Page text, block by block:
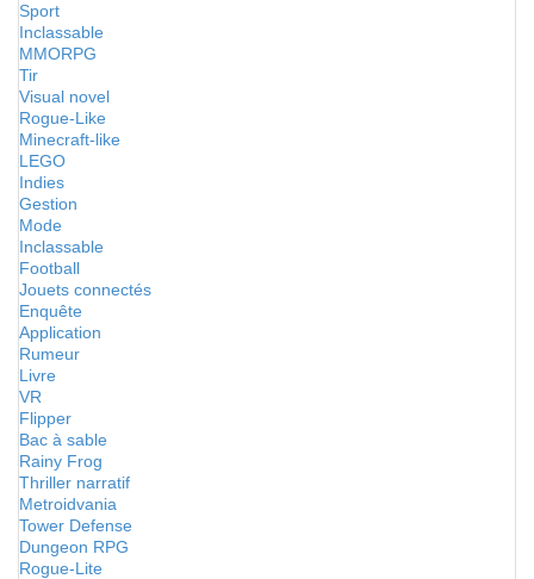
Sport
Inclassable
MMORPG
Tir
Visual novel
Rogue-Like
Minecraft-like
LEGO
Indies
Gestion
Mode
Inclassable
Football
Jouets connectés
Enquête
Application
Rumeur
Livre
VR
Flipper
Bac à sable
Rainy Frog
Thriller narratif
Metroidvania
Tower Defense
Dungeon RPG
Rogue-Lite